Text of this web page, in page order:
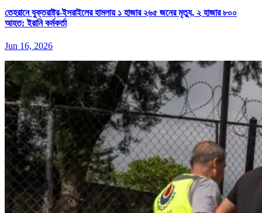
তেহরানে যুক্তরাষ্ট্র-ইসরাইলের হামলায় ১ হাজার ২৬৫ জনের মৃত্যু, ২ হাজার ৮০০
আহত: ইরানি কর্মকর্তা
Jun 16, 2026